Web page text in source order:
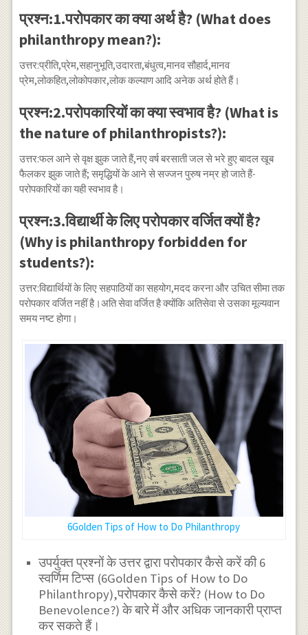
प्रश्न:1.परोपकार का क्या अर्थ है? (What does
philanthropy mean?):
उत्तर:प्रीति,प्रेम,सहानुभूति,उदारता,बंधुत्व,मानव सौहार्द,मानव
प्रेम,लोकहित,लोकोपकार,लोक कल्याण आदि अनेक अर्थ होते हैं।
प्रश्न:2.परोपकारियों का क्या स्वभाव है? (What is
the nature of philanthropists?):
उत्तर:फल आने से वृक्ष झुक जाते हैं,नए वर्ष बरसाती जल से भरे हुए बादल खूब
फैलकर झुक जाते हैं; समृद्धियों के आने से सज्जन पुरुष नम्र हो जाते हैं-
परोपकारियों का यही स्वभाव है।
प्रश्न:3.विद्यार्थी के लिए परोपकार वर्जित क्यों है?
(Why is philanthropy forbidden for
students?):
उत्तर:विद्यार्थियों के लिए सहपाठियों का सहयोग,मदद करना और उचित सीमा तक
परोपकार वर्जित नहीं है।अति सेवा वर्जित है क्योंकि अतिसेवा से उसका मूल्यवान
समय नष्ट होगा।
6Golden Tips of How to Do Philanthropy
उपर्युक्त प्रश्नों के उत्तर द्वारा परोपकार कैसे करें की 6
स्वर्णिम टिप्स (6Golden Tips of How to Do
Philanthropy),परोपकार कैसे करें? (How to Do
Benevolence?) के बारे में और अधिक जानकारी प्राप्त
कर सकते हैं।